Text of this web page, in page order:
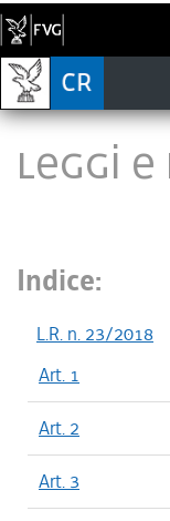
LEGGI
Indice:
L.R. n. 23/2018
Art. 1
Art. 2
Art. 3